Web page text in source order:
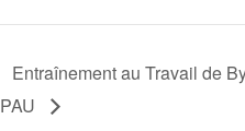
Entraînement au Travail de
PAU